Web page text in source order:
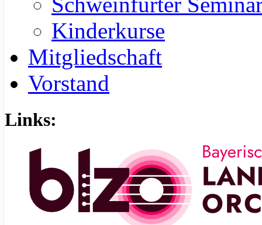
Kinderkurse
Mitgliedschaft
Vorstand
Links: